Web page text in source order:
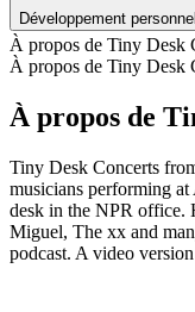
Développement
À propos de Tiny Desk
À propos de Tiny Desk
À propos de
Tiny Desk Concerts
musicians performing
desk in the NPR office.
Miguel, The xx and
podcast. A video